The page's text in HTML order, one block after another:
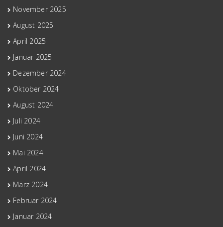
November 2025
August 2025
April 2025
Januar 2025
Dezember 2024
Oktober 2024
August 2024
Juli 2024
Juni 2024
Mai 2024
April 2024
März 2024
Februar 2024
Januar 2024